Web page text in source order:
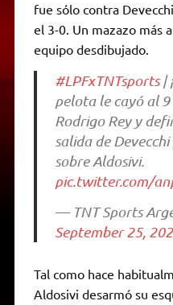
fue sólo contra
el 3-0. Un mazazo más
equipo desdibujado.
#LPFxTNTsports|
pelota le cayó al
Rodrigo Rey y
salida de
sobre Aldosivi.
pic.twitter.com/
— TNT Sports
September 25,
Tal como hace
Aldosivi desarmó su